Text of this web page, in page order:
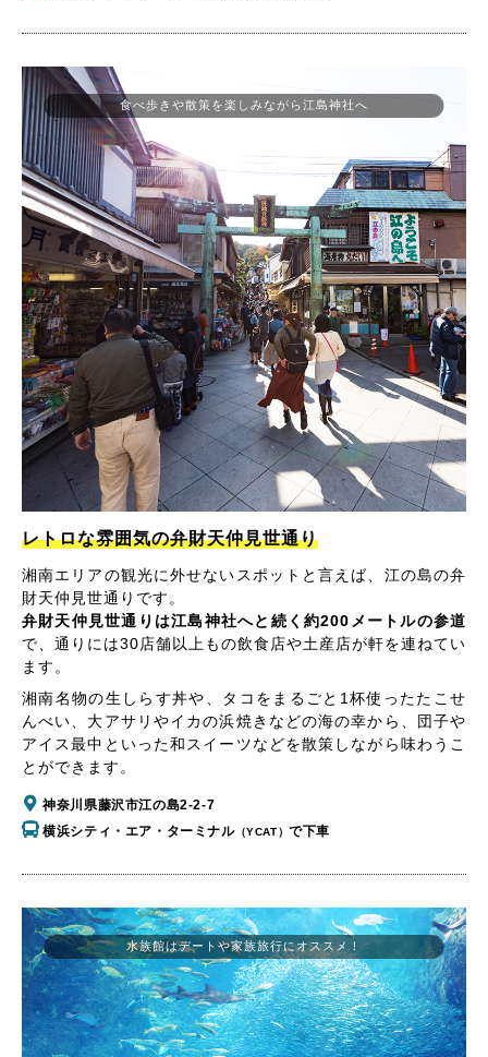
食べ歩きや散策を楽しみながら江島神社へ
レトロな雰囲気の弁財天仲見世通り
湘南エリアの観光に外せないスポットと言えば、江の島の弁
財天仲見世通りです。
弁財天仲見世通りは江島神社へと続く約200メートルの参道
で、通りには30店舗以上もの飲食店や土産店が軒を連ねてい
ます。
湘南名物の生しらす丼や、タコをまるごと1杯使ったたこせ
んべい、大アサリやイカの浜焼きなどの海の幸から、団子や
アイス最中といった和スイーツなどを散策しながら味わうこ
とができます。
神奈川県藤沢市江の島2-2-7
横浜シティ・エア・ターミナル（YCAT）で下車
水族館はデートや家族旅行にオススメ！